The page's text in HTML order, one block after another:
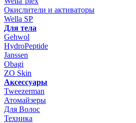
Окислители и активаторы
Wella SP
Для тела
Gehwol
HydroPeptide
Janssen
Obagi
ZO Skin
Aксессуары
Tweezerman
Атомайзеры
Для Волос
Техника